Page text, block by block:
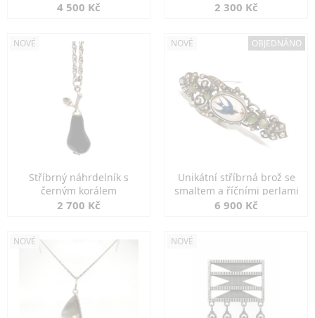
4 500 Kč 2 300 Kč
NOVÉ
Stříbrný náhrdelník s
černým korálem
2 700 Kč
NOVÉ OBJEDNÁNO
Unikátní stříbrná brož se
smaltem a říčními perlami
6 900 Kč
NOVÉ NOVÉ